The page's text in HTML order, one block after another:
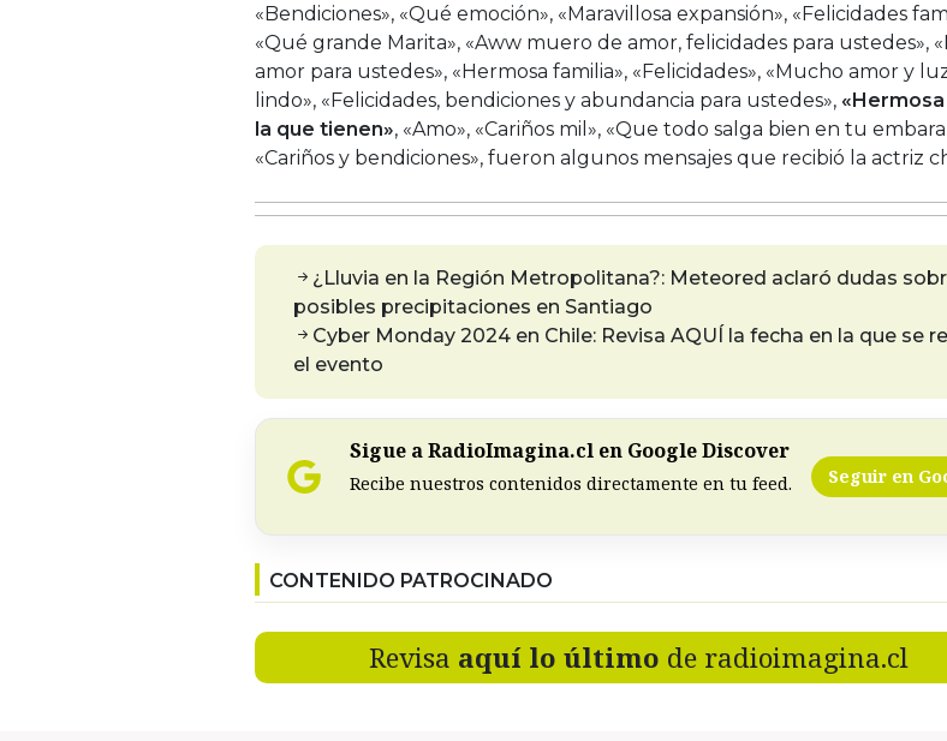
«Bendiciones», «Qué emoción», «Maravillosa expansión», «Felicidades
«Qué grande Marita», «Aww muero de amor, felicidades para ustedes»,
amor para ustedes», «Hermosa familia», «Felicidades», «Mucho amor y
lindo», «Felicidades, bendiciones y abundancia para ustedes»,
la que tienen», «Amo», «Cariños mil», «Que todo salga bien en tu
«Cariños y bendiciones», fueron algunos mensajes que recibió la actriz
¿Lluvia en la Región Metropolitana?: Meteored aclaró dudas
posibles precipitaciones en Santiago
Cyber Monday 2024 en Chile: Revisa AQUÍ la fecha en la que se
el evento
Sigue a RadioImagina.cl en Google Discover
Recibe nuestros contenidos directamente en tu feed. Seguir en
CONTENIDO PATROCINADO
Revisa aquí lo último de radioimagina.cl